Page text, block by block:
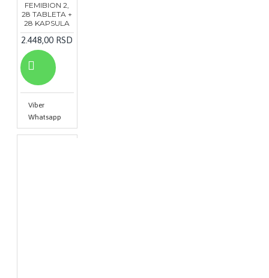
FEMIBION 2,
28 TABLETA +
28 KAPSULA
2.448,00 RSD
Viber
Whatsapp